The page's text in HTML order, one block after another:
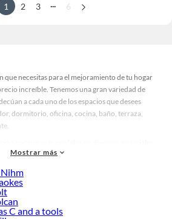
1 2 3 6
que necesitas para el mejoramiento de tu hogar
increíble. Tenemos una gran variedad de
a cada uno de los espacios que desees
dormitorio, oficina, cocina, baño, terraza,
específicas de tu preferencia. Recuerda
de calidad y con garantía.
Perú
correcta porque en Sodimac tenemos
Mostrar más
C and a tools